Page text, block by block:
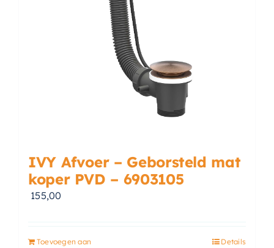
IVY Afvoer – Geborsteld mat
koper PVD – 6903105
155,00
Toevoegen aan
Details